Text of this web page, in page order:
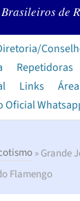
de
Repetidoras
Links
Oficial
» Grande
Flamengo